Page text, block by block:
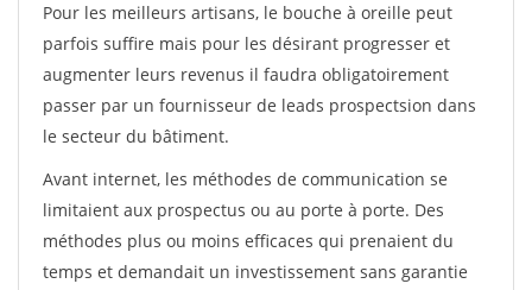
Pour les meilleurs artisans, le bouche à oreille peut
parfois suffire mais pour les désirant progresser et
augmenter leurs revenus il faudra obligatoirement
passer par un fournisseur de leads prospectsion dans
le secteur du bâtiment.
Avant internet, les méthodes de communication se
limitaient aux prospectus ou au porte à porte. Des
méthodes plus ou moins efficaces qui prenaient du
temps et demandait un investissement sans garantie